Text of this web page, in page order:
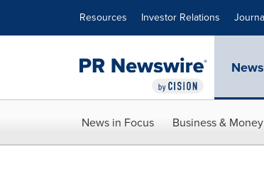
Resources Investor Relations
News
News in Focus Business & Money